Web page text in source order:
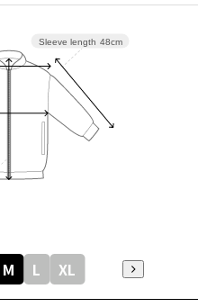
Sleeve length 48cm
M L XL